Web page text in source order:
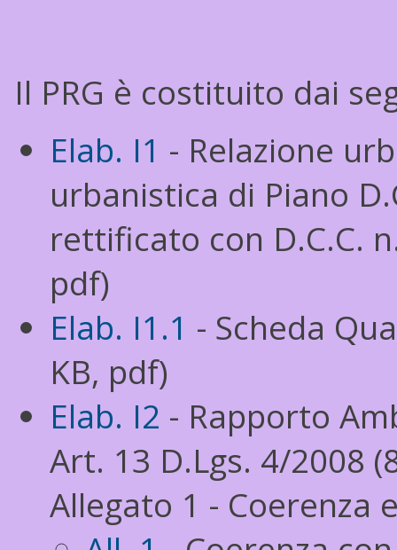
Il PRG è costituito dai
Elab. I1 - Relazione
urbanistica di Piano
rettificato con D.C.C.
pdf)
Elab. I1.1 - Scheda
KB, pdf)
Elab. I2 - Rapporto
Art. 13 D.Lgs. 4/2008
Allegato 1 - Coerenza